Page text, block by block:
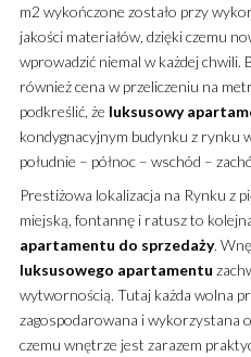
m2 wykończone zostało przy
jakości materiałów, dzięki czemu
wprowadzić niemal w każdej
również cena w przeliczeniu na
podkreślić, że luksusowy
kondygnacyjnym budynku z rynku
południe – północ – wschód –
Prestiżowa lokalizacja na Rynku z
miejską, fontannę i ratusz to
apartamentu do sprzedaży.
luksusowego apartamentu
wytwornością. Tutaj każda wolna
zagospodarowana i wykorzystana
czemu wnętrze jest zarazem